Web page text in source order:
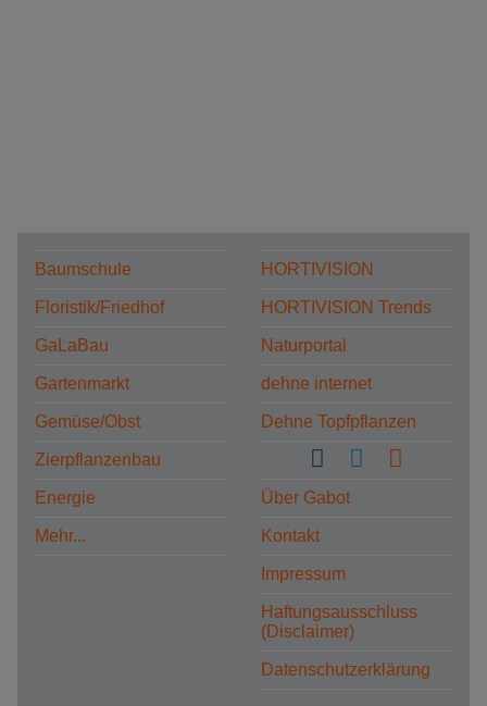
Baumschule
Floristik/Friedhof
GaLaBau
Gartenmarkt
Gemüse/Obst
Zierpflanzenbau
Energie
Mehr...
HORTIVISION
HORTIVISION Trends
Naturportal
dehne internet
Dehne Topfpflanzen
Über Gabot
Kontakt
Impressum
Haftungsausschluss
(Disclaimer)
Datenschutzerklärung